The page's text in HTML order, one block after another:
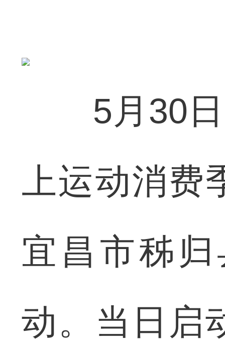
5月30日
上运动消费
宜昌市秭
动。当日启